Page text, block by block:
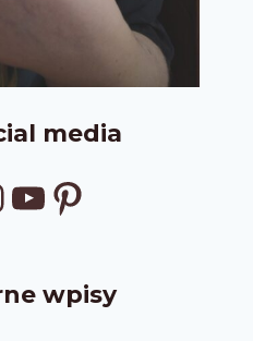
media
YouTube
Pinterest
wpisy